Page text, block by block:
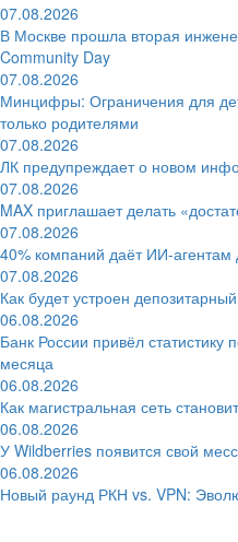
07.08.2026
В Москве прошла вторая
Community Day
07.08.2026
Минцифры: Ограничения для
только родителями
07.08.2026
ЛК предупреждает о новом
07.08.2026
MAX приглашает делать
07.08.2026
40% компаний даёт ИИ‑агентам
07.08.2026
Как будет устроен
06.08.2026
Банк России привёл статистику
месяца
06.08.2026
Как магистральная сеть
06.08.2026
У Wildberries появится свой
06.08.2026
Новый раунд РКН vs. VPN: